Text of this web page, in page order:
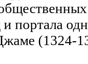
портала
(1324-